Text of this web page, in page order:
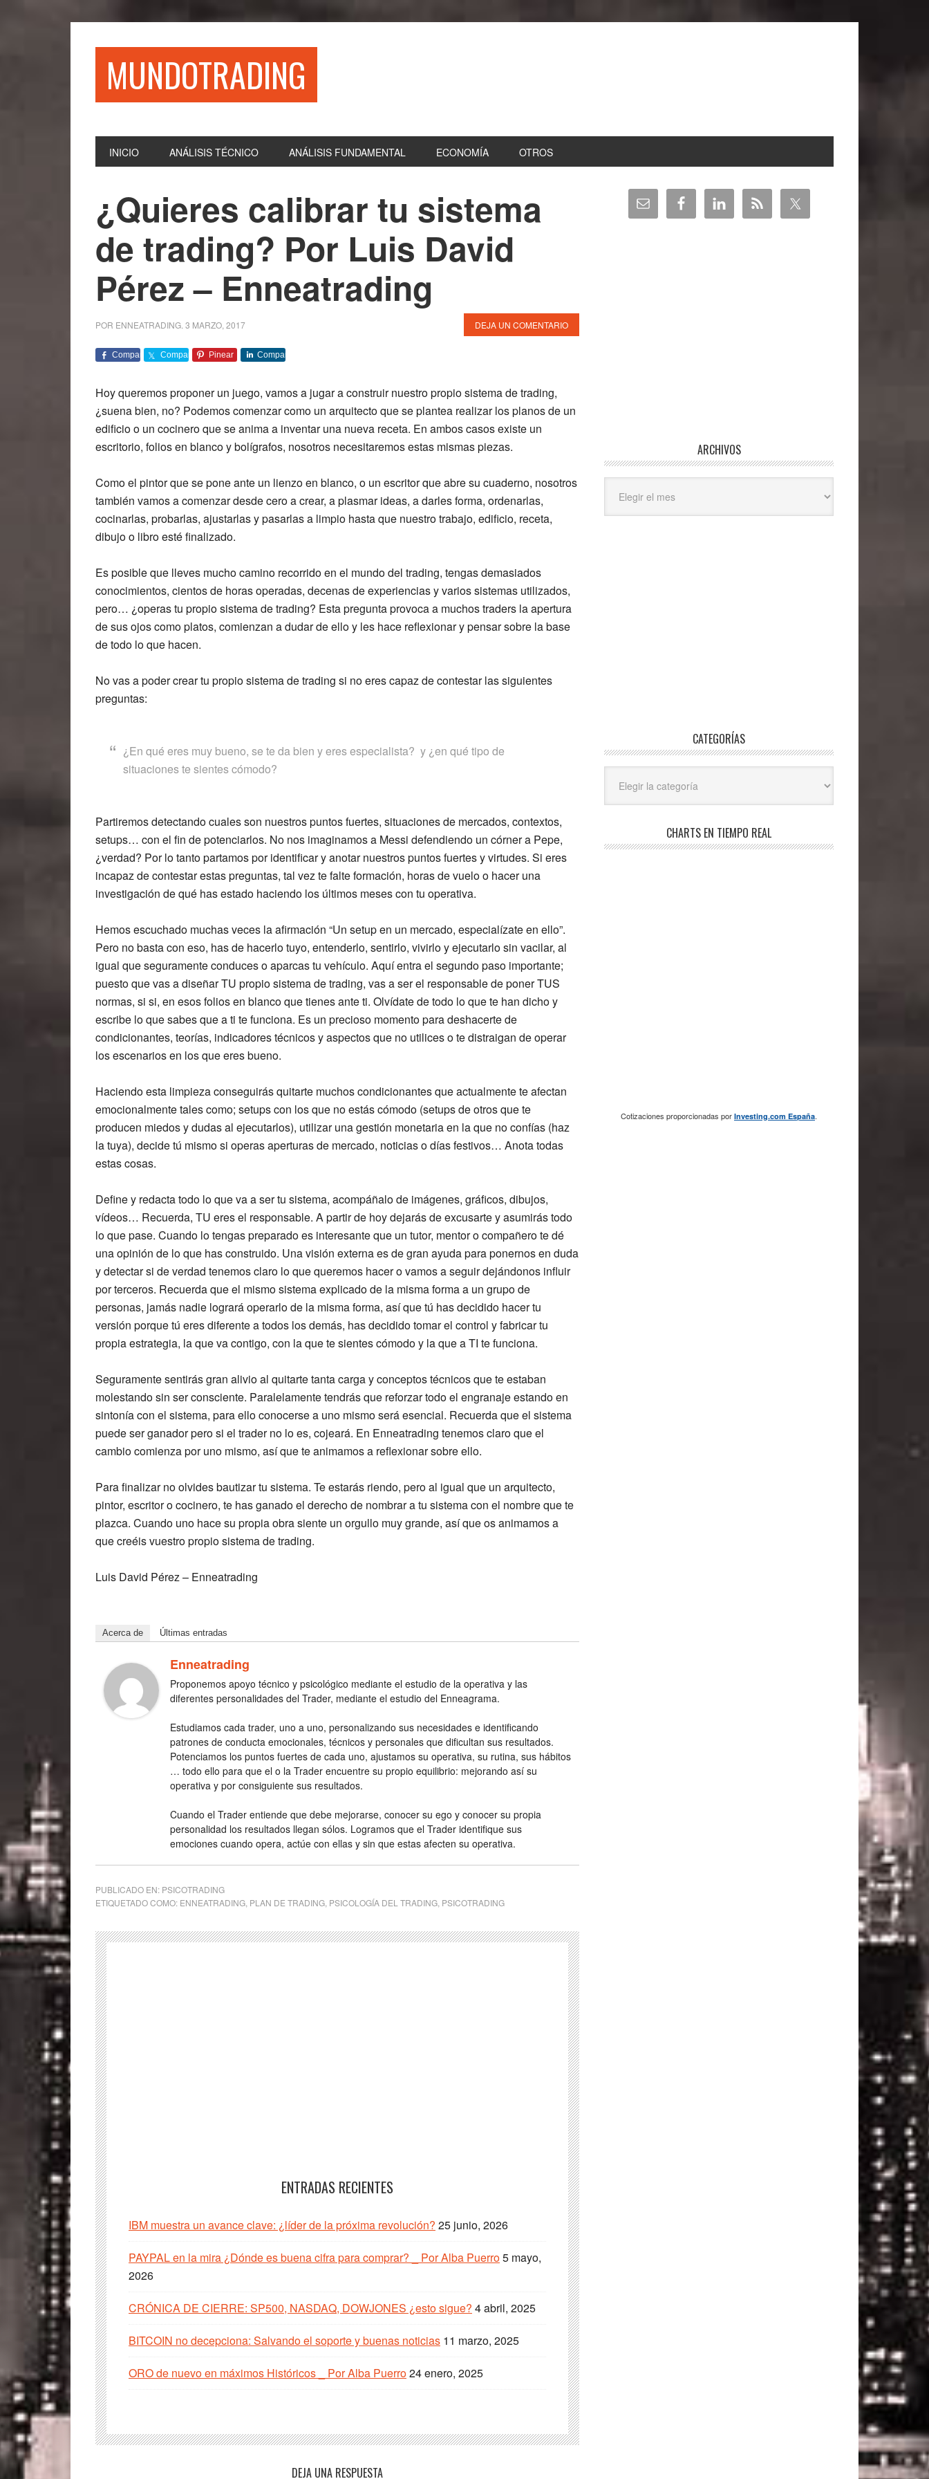
MUNDOTRADING
INICIO ANÁLISIS TÉCNICO ANÁLISIS FUNDAMENTAL ECONOMÍA OTROS
¿Quieres calibrar tu sistema
de trading? Por Luis David
Pérez – Enneatrading
POR ENNEATRADING 3 MARZO, 2017 DEJA UN COMENTARIO
Comparte Comparte Pinear Comparte
Hoy queremos proponer un juego, vamos a jugar a construir nuestro propio sistema de trading,
¿suena bien, no? Podemos comenzar como un arquitecto que se plantea realizar los planos de un
edificio o un cocinero que se anima a inventar una nueva receta. En ambos casos existe un
escritorio, folios en blanco y bolígrafos, nosotros necesitaremos estas mismas piezas.
Como el pintor que se pone ante un lienzo en blanco, o un escritor que abre su cuaderno, nosotros
también vamos a comenzar desde cero a crear, a plasmar ideas, a darles forma, ordenarlas,
cocinarlas, probarlas, ajustarlas y pasarlas a limpio hasta que nuestro trabajo, edificio, receta,
dibujo o libro esté finalizado.
Es posible que lleves mucho camino recorrido en el mundo del trading, tengas demasiados
conocimientos, cientos de horas operadas, decenas de experiencias y varios sistemas utilizados,
pero… ¿operas tu propio sistema de trading? Esta pregunta provoca a muchos traders la apertura
de sus ojos como platos, comienzan a dudar de ello y les hace reflexionar y pensar sobre la base
de todo lo que hacen.
No vas a poder crear tu propio sistema de trading si no eres capaz de contestar las siguientes
preguntas:
¿En qué eres muy bueno, se te da bien y eres especialista? y ¿en qué tipo de
situaciones te sientes cómodo?
Partiremos detectando cuales son nuestros puntos fuertes, situaciones de mercados, contextos,
setups… con el fin de potenciarlos. No nos imaginamos a Messi defendiendo un córner a Pepe,
¿verdad? Por lo tanto partamos por identificar y anotar nuestros puntos fuertes y virtudes. Si eres
incapaz de contestar estas preguntas, tal vez te falte formación, horas de vuelo o hacer una
investigación de qué has estado haciendo los últimos meses con tu operativa.
Hemos escuchado muchas veces la afirmación “Un setup en un mercado, especialízate en ello”.
Pero no basta con eso, has de hacerlo tuyo, entenderlo, sentirlo, vivirlo y ejecutarlo sin vacilar, al
igual que seguramente conduces o aparcas tu vehículo. Aquí entra el segundo paso importante;
puesto que vas a diseñar TU propio sistema de trading, vas a ser el responsable de poner TUS
normas, si si, en esos folios en blanco que tienes ante ti. Olvídate de todo lo que te han dicho y
escribe lo que sabes que a ti te funciona. Es un precioso momento para deshacerte de
condicionantes, teorías, indicadores técnicos y aspectos que no utilices o te distraigan de operar
los escenarios en los que eres bueno.
Haciendo esta limpieza conseguirás quitarte muchos condicionantes que actualmente te afectan
emocionalmente tales como; setups con los que no estás cómodo (setups de otros que te
producen miedos y dudas al ejecutarlos), utilizar una gestión monetaria en la que no confías (haz
la tuya), decide tú mismo si operas aperturas de mercado, noticias o días festivos… Anota todas
estas cosas.
Define y redacta todo lo que va a ser tu sistema, acompáñalo de imágenes, gráficos, dibujos,
vídeos… Recuerda, TU eres el responsable. A partir de hoy dejarás de excusarte y asumirás todo
lo que pase. Cuando lo tengas preparado es interesante que un tutor, mentor o compañero te dé
una opinión de lo que has construido. Una visión externa es de gran ayuda para ponernos en duda
y detectar si de verdad tenemos claro lo que queremos hacer o vamos a seguir dejándonos influir
por terceros. Recuerda que el mismo sistema explicado de la misma forma a un grupo de
personas, jamás nadie logrará operarlo de la misma forma, así que tú has decidido hacer tu
versión porque tú eres diferente a todos los demás, has decidido tomar el control y fabricar tu
propia estrategia, la que va contigo, con la que te sientes cómodo y la que a TI te funciona.
Seguramente sentirás gran alivio al quitarte tanta carga y conceptos técnicos que te estaban
molestando sin ser consciente. Paralelamente tendrás que reforzar todo el engranaje estando en
sintonía con el sistema, para ello conocerse a uno mismo será esencial. Recuerda que el sistema
puede ser ganador pero si el trader no lo es, cojeará. En Enneatrading tenemos claro que el
cambio comienza por uno mismo, así que te animamos a reflexionar sobre ello.
Para finalizar no olvides bautizar tu sistema. Te estarás riendo, pero al igual que un arquitecto,
pintor, escritor o cocinero, te has ganado el derecho de nombrar a tu sistema con el nombre que te
plazca. Cuando uno hace su propia obra siente un orgullo muy grande, así que os animamos a
que creéis vuestro propio sistema de trading.
Luis David Pérez – Enneatrading
Acerca de Últimas entradas
Enneatrading
Proponemos apoyo técnico y psicológico mediante el estudio de la operativa y las
diferentes personalidades del Trader, mediante el estudio del Enneagrama.
Estudiamos cada trader, uno a uno, personalizando sus necesidades e identificando
patrones de conducta emocionales, técnicos y personales que dificultan sus resultados.
Potenciamos los puntos fuertes de cada uno, ajustamos su operativa, su rutina, sus hábitos
… todo ello para que el o la Trader encuentre su propio equilibrio: mejorando así su
operativa y por consiguiente sus resultados.
Cuando el Trader entiende que debe mejorarse, conocer su ego y conocer su propia
personalidad los resultados llegan sólos. Logramos que el Trader identifique sus
emociones cuando opera, actúe con ellas y sin que estas afecten su operativa.
PUBLICADO EN: PSICOTRADING
ETIQUETADO COMO: ENNEATRADING PLAN DE TRADING PSICOLOGÍA DEL TRADING PSICOTRADING
ENTRADAS RECIENTES
IBM muestra un avance clave: ¿líder de la próxima revolución? 25 junio, 2026
PAYPAL en la mira ¿Dónde es buena cifra para comprar? _ Por Alba Puerro5 mayo,
2026
CRÓNICA DE CIERRE: SP500, NASDAQ, DOWJONES ¿esto sigue? 4 abril, 2025
BITCOIN no decepciona: Salvando el soporte y buenas noticias 11 marzo, 2025
ORO de nuevo en máximos Históricos _ Por Alba Puerro24 enero, 2025
DEJA UNA RESPUESTA
Barra
lateral
ARCHIVOS
CATEGORÍAS
CHARTS EN TIEMPO REAL
Cotizaciones proporcionadas por Investing.com España.